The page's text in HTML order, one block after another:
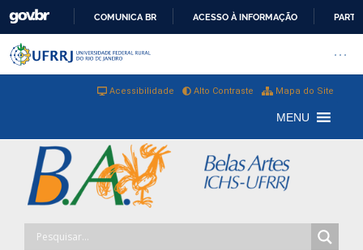
COMUNICA BR ACESSO À INFORMAÇÃO
Pular barra institucional
Barra institucional da
Mapa do Site
Alto Contraste
Acessibilidade
MENU